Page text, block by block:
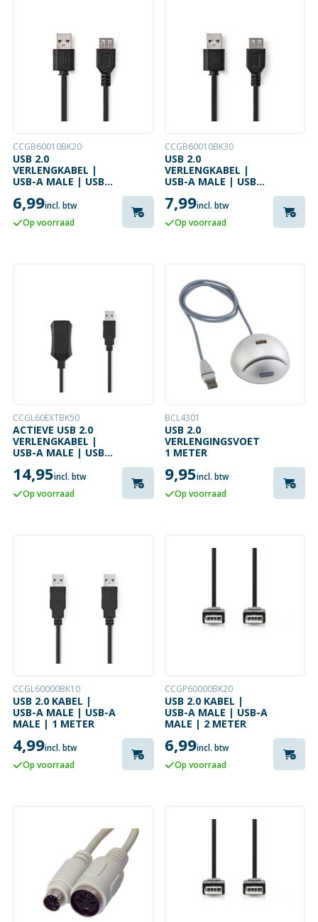
CCGB60010BK20
USB 2.0
VERLENGKABEL |
USB-A MALE | USB-A
6,99incl. btw
Op voorraad
CCGB60010BK30
USB 2.0
VERLENGKABEL |
USB-A MALE | USB-A
7,99incl. btw
Op voorraad
CCGL60EXTBK50
ACTIEVE USB 2.0
VERLENGKABEL |
USB-A MALE | USB-A
14,95incl. btw
Op voorraad
BCL4301
USB 2.0
VERLENGINGSVOET
1 METER
9,95incl. btw
Op voorraad
CCGL60000BK10
USB 2.0 KABEL |
USB-A MALE | USB-A
MALE | 1 METER
4,99incl. btw
Op voorraad
CCGP60000BK20
USB 2.0 KABEL |
USB-A MALE | USB-A
MALE | 2 METER
6,99incl. btw
Op voorraad